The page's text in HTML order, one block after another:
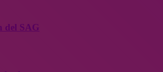
del SAG